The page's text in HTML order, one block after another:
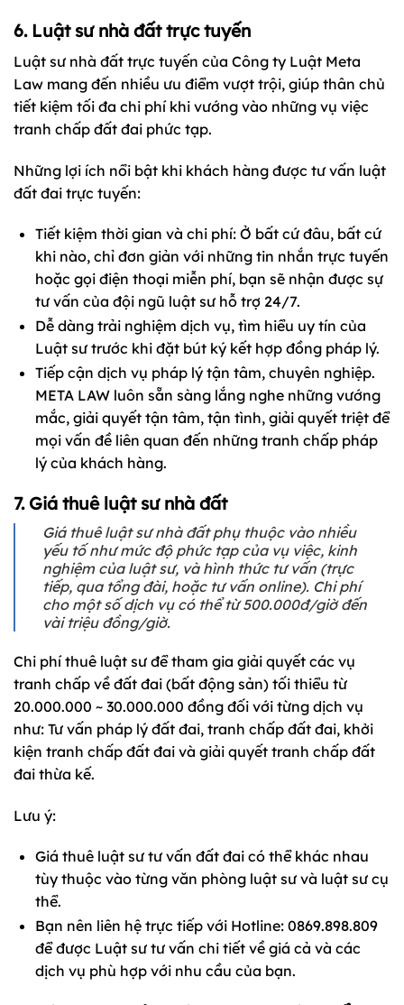
6. Luật sư nhà đất trực tuyến
Luật sư nhà đất trực tuyến của Công ty Luật Meta
Law mang đến nhiều ưu điểm vượt trội, giúp thân chủ
tiết kiệm tối đa chi phí khi vướng vào những vụ việc
tranh chấp đất đai phức tạp.
Những lợi ích nổi bật khi khách hàng được tư vấn luật
đất đai trực tuyến:
Tiết kiệm thời gian và chi phí: Ở bất cứ đâu, bất cứ
khi nào, chỉ đơn giản với những tin nhắn trực tuyến
hoặc gọi điện thoại miễn phí, bạn sẽ nhận được sự
tư vấn của đội ngũ luật sư hỗ trợ 24/7.
Dễ dàng trải nghiệm dịch vụ, tìm hiểu uy tín của
Luật sư trước khi đặt bút ký kết hợp đồng pháp lý.
Tiếp cận dịch vụ pháp lý tận tâm, chuyên nghiệp.
META LAW luôn sẵn sàng lắng nghe những vướng
mắc, giải quyết tận tâm, tận tình, giải quyết triệt để
mọi vấn đề liên quan đến những tranh chấp pháp
lý của khách hàng.
7. Giá thuê luật sư nhà đất
Giá thuê luật sư nhà đất phụ thuộc vào nhiều
yếu tố như mức độ phức tạp của vụ việc, kinh
nghiệm của luật sư, và hình thức tư vấn (trực
tiếp, qua tổng đài, hoặc tư vấn online). Chi phí
cho một số dịch vụ có thể từ 500.000đ/giờ đến
vài triệu đồng/giờ.
Chi phí thuê luật sư để tham gia giải quyết các vụ
tranh chấp về đất đai (bất động sản) tối thiểu từ
20.000.000 ~ 30.000.000 đồng đối với từng dịch vụ
như: Tư vấn pháp lý đất đai, tranh chấp đất đai, khởi
kiện tranh chấp đất đai và giải quyết tranh chấp đất
đai thừa kế.
Lưu ý:
Giá thuê luật sư tư vấn đất đai có thể khác nhau
tùy thuộc vào từng văn phòng luật sư và luật sư cụ
thể.
Bạn nên liên hệ trực tiếp với Hotline: 0869.898.809
để được Luật sư tư vấn chi tiết về giá cả và các
dịch vụ phù hợp với nhu cầu của bạn.